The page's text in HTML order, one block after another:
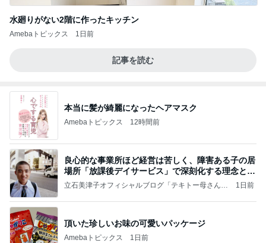
水廻りがない2階に作ったキッチン
Amebaトピックス 1日前
記事を読む
本当に髪が綺麗になったヘアマスク
Amebaトピックス 12時間前
良心的な事業所ほど経営は苦しく、障害ある子の居
場所「放課後デイサービス」で深刻化する理念と現
実の
立石美津子オフィシャルブログ「テキトー母さんの
1日前
頂いた珍しいお味の可愛いパッケージ
Amebaトピックス 1日前